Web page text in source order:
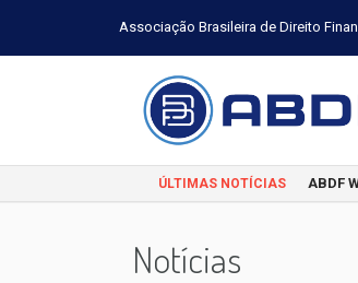
Associação Brasileira de Direito
ÚLTIMAS NOTÍCIAS ABDF
Notícias